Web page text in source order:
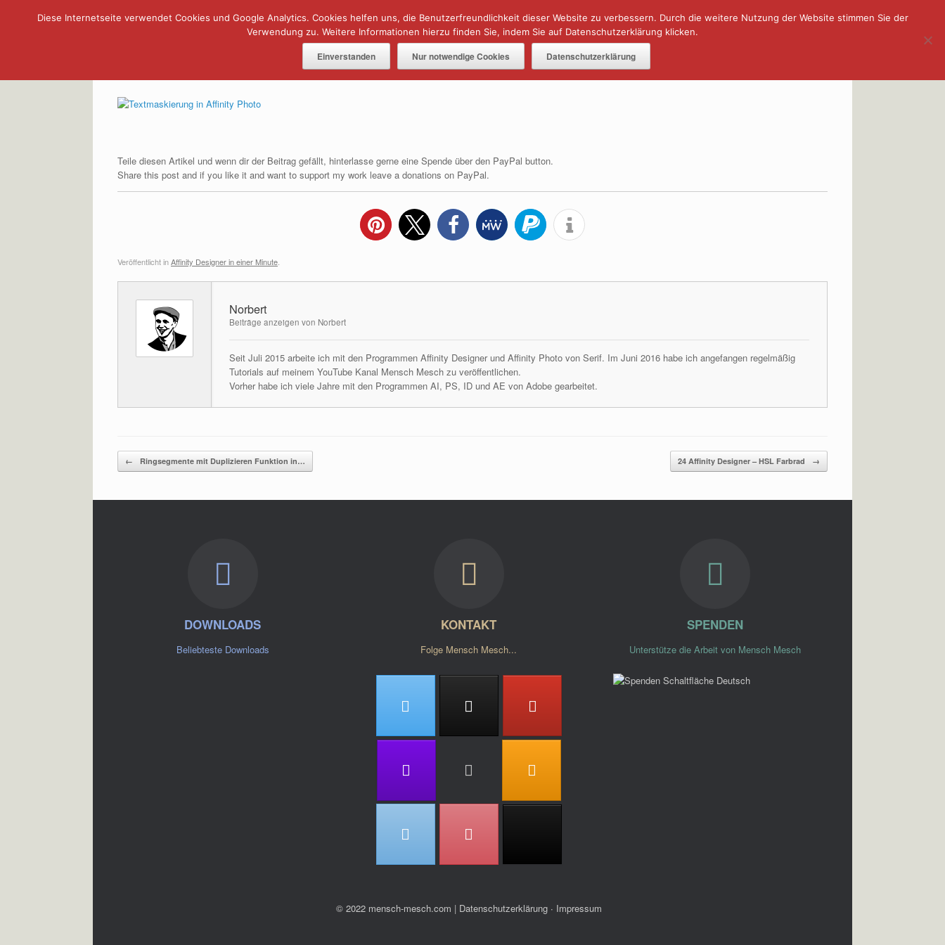
Zum
AFFINITY IN A MINUTE ⏰ TUTORIALS DOWNLOADS
Texte maskieren in Affinity Photo
Teile diesen Artikel und wenn dir der Beitrag gefällt, hinterlasse gerne eine Spende über den PayPal button.
Share this post and if you like it and want to support my work leave a donations on PayPal.
Veröffentlicht inAffinity Designer in einer Minute
Norbert
Beiträge anzeigen von Norbert
Seit Juli 2015 arbeite ich mit den Programmen Affinity Designer und Affinity Photo von Serif. Im Juni 2016 habe ich angefangen regelmäßig
Tutorials auf meinem YouTube Kanal Mensch Mesch zu veröffentlichen.
Vorher habe ich viele Jahre mit den Programmen AI, PS, ID und AE von Adobe gearbeitet.
Beitragsnavigation
← Ringsegmente mit Duplizieren Funktion in… 24 Affinity Designer – HSL Farbrad →
DOWNLOADS
Beliebteste Downloads
KONTAKT
Folge Mensch Mesch...
SPENDEN
Unterstütze die Arbeit von Mensch Mesch
© 2022 mensch-mesch.com | Datenschutzerklärung ∙ Impressum
Diese Internetseite verwendet Cookies und Google Analytics. Cookies helfen uns, die Benutzerfreundlichkeit dieser Website zu verbessern. Durch die weitere Nutzung der Website stimmen Sie der
Verwendung zu. Weitere Informationen hierzu finden Sie, indem Sie auf Datenschutzerklärung klicken.
Einverstanden Nur notwendige Cookies Datenschutzerklärung